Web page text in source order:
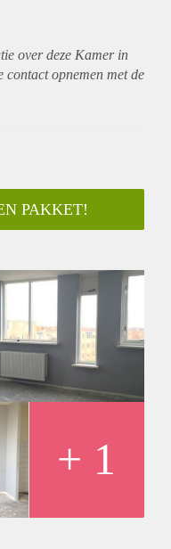
over deze Kamer in
opnemen met de
de Eigenaar
de Eigenaar
PAKKET!
+ 1